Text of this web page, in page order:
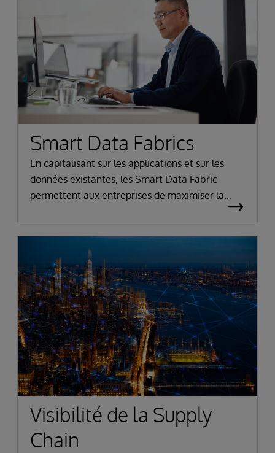
et orienter les actions de prévention à l’échelle
d’un territoire.
Smart Data Fabrics
En capitalisant sur les applications et sur les
données existantes, les Smart Data Fabric
permettent aux entreprises de maximiser la
valeur de leurs investissements technologiques
Visibilité de la Supply
Chain